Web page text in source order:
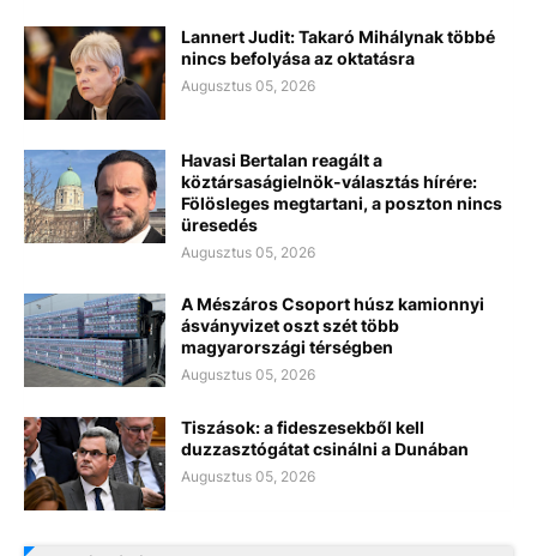
Lannert Judit: Takaró Mihálynak többé
nincs befolyása az oktatásra
Augusztus 05, 2026
Havasi Bertalan reagált a
köztársaságielnök-választás hírére:
Fölösleges megtartani, a poszton nincs
üresedés
Augusztus 05, 2026
A Mészáros Csoport húsz kamionnyi
ásványvizet oszt szét több
magyarországi térségben
Augusztus 05, 2026
Tiszások: a fideszesekből kell
duzzasztógátat csinálni a Dunában
Augusztus 05, 2026